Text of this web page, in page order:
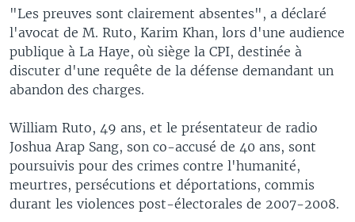
"Les preuves sont clairement absentes", a déclaré
l'avocat de M. Ruto, Karim Khan, lors d'une audience
publique à La Haye, où siège la CPI, destinée à
discuter d'une requête de la défense demandant un
abandon des charges.
William Ruto, 49 ans, et le présentateur de radio
Joshua Arap Sang, son co-accusé de 40 ans, sont
poursuivis pour des crimes contre l'humanité,
meurtres, persécutions et déportations, commis
durant les violences post-électorales de 2007-2008.